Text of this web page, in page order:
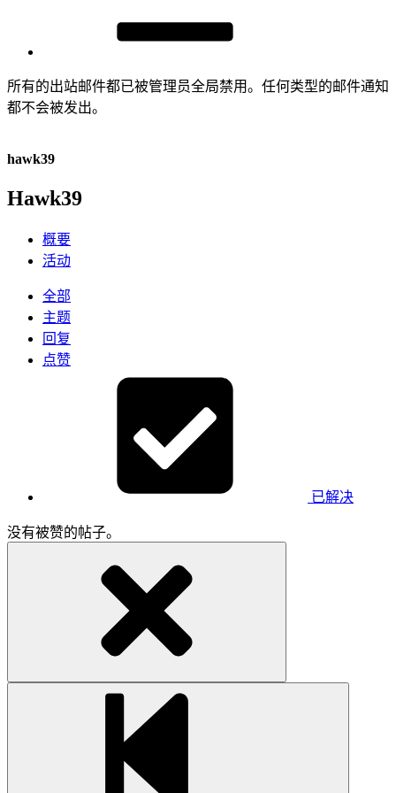
所有的出站邮件都已被管理员全局禁用。任何类型的邮件通知
都不会被发出。
hawk39
Hawk39
概要
活动
全部
主题
回复
点赞
已解决
没有被赞的帖子。